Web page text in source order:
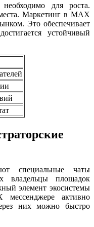
для роста.
Маркетинг в MAX
Это обеспечивает
устойчивый
специальные чаты
владельцы площадок
элемент экосистемы
активно
них можно быстро